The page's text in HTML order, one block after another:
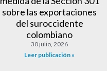
sobre las exportaciones
del suroccidente
colombiano
30 julio, 2026
Leer publicación »